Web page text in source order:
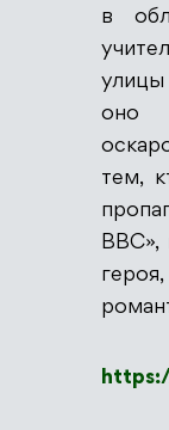
в
оно
тем,
ВВС»,